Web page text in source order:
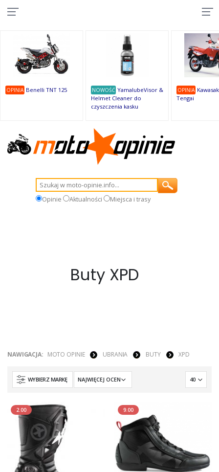
OPINIA Benelli TNT 125 NOWOŚĆ YamalubeVisor &
Helmet Cleaner do
czyszczenia kasku
OPINIA
Tengai
Opinie Aktualności Miejsca i trasy
Buty XPD
NAWIGACJA: MOTO OPINIE UBRANIA BUTY XPD
WYBIERZ MARKĘ
2.00 9.00